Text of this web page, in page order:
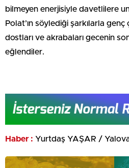
bilmeyen enerjisiyle davetlilere
Polat’ın söylediği şarkılarla genç
dostları ve akrabaları gecenin
eğlendiler.
Haber : Yurtdaş YAŞAR /